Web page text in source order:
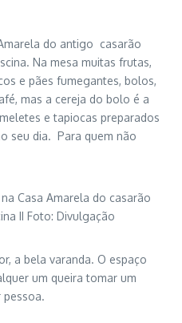
do antigo casarão
Na mesa muitas frutas,
e pães fumegantes, bolos,
mas a cereja do bolo é a
e tapiocas preparados
seu dia. Para quem não
Casa Amarela do casarão
II Foto: Divulgação
a bela varanda. O espaço
um queira tomar um
pessoa.